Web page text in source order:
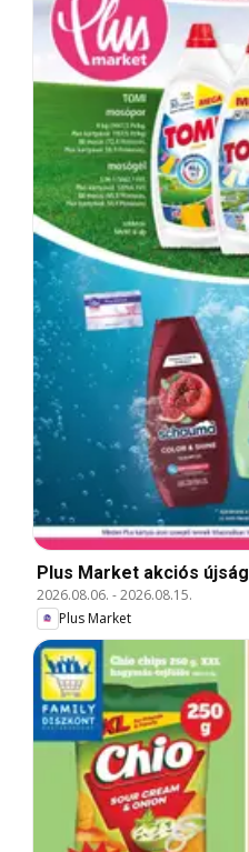
Plus Market akciós újság
2026.08.06. -2026.08.15.
Plus Market